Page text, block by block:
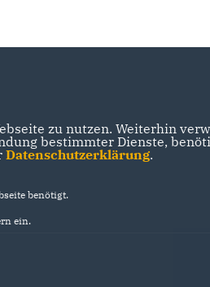
zu nutzen. Weiterhin
bestimmter Dienste,
Datenschutzerklärung.
benötigt.
ein.